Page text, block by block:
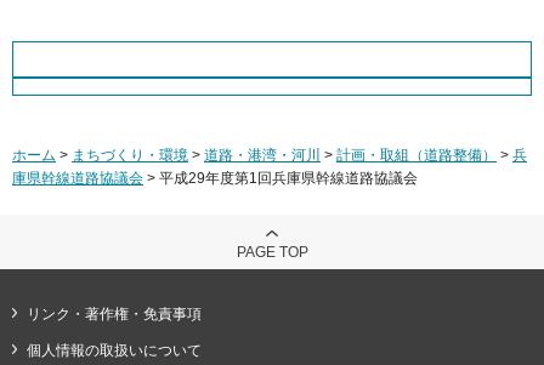
ホーム > まちづくり・環境 > 道路・港湾・河川 > 計画・取組（道路整備） > 兵
庫県幹線道路協議会 > 平成29年度第1回兵庫県幹線道路協議会
PAGE TOP
リンク・著作権・免責事項
個人情報の取扱いについて